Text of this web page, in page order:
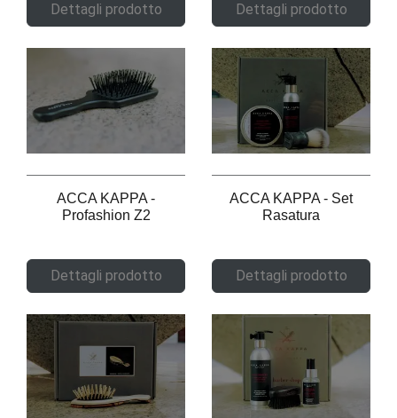
Dettagli prodotto Dettagli prodotto
ACCA KAPPA -
Profashion Z2
Dettagli prodotto
ACCA KAPPA - Set
Rasatura
Dettagli prodotto